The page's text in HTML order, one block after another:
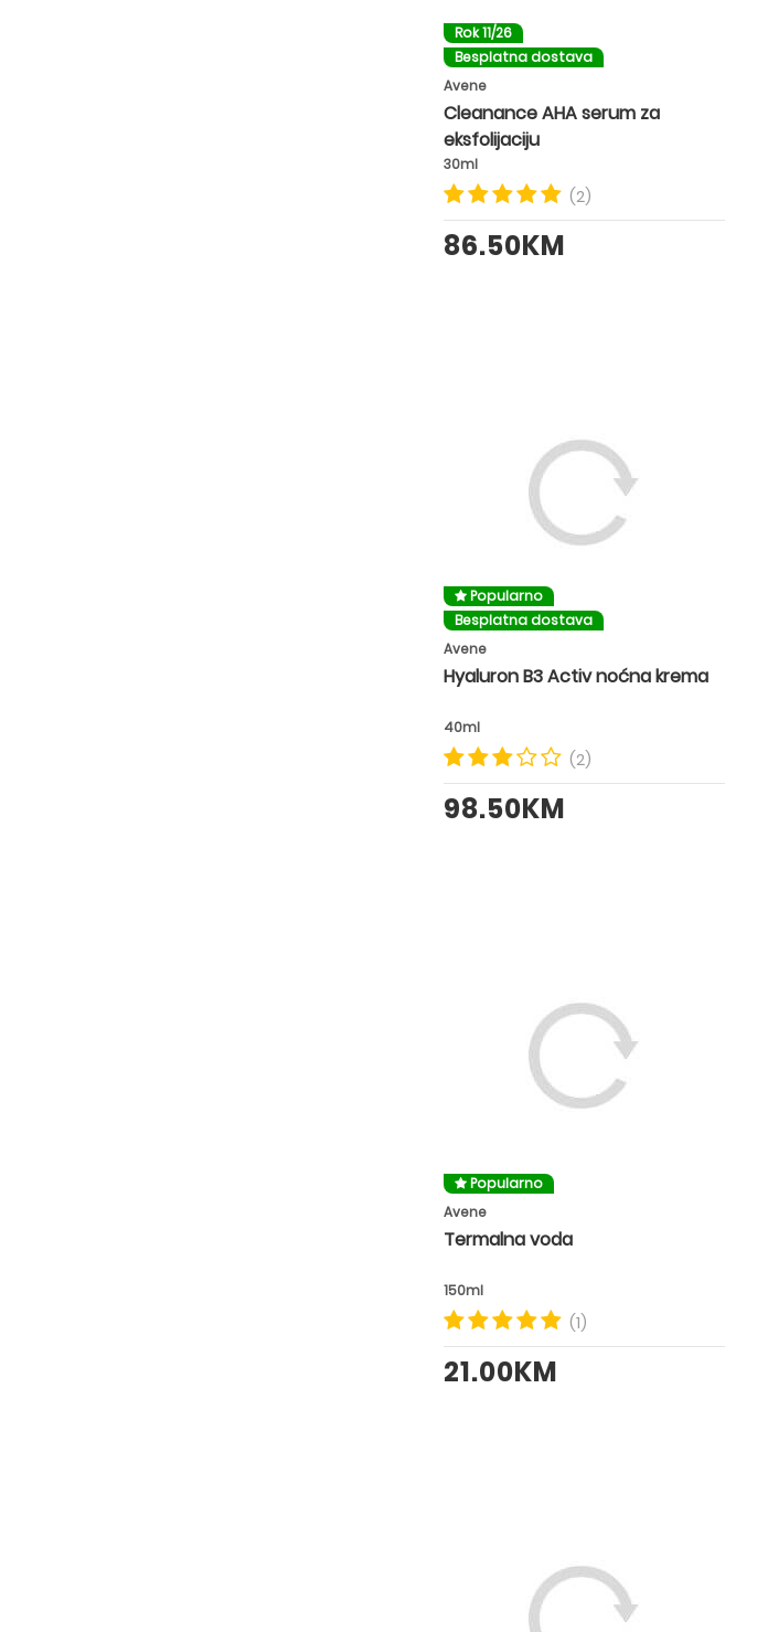
Rok 11/26
Besplatna dostava
Avene
Cleanance AHA serum za
eksfolijaciju
30ml
(2)
86.50KM
Popularno
Besplatna dostava
Avene
Hyaluron B3 Activ noćna krema
40ml
(2)
98.50KM
Popularno
Avene
Termalna voda
150ml
(1)
21.00KM